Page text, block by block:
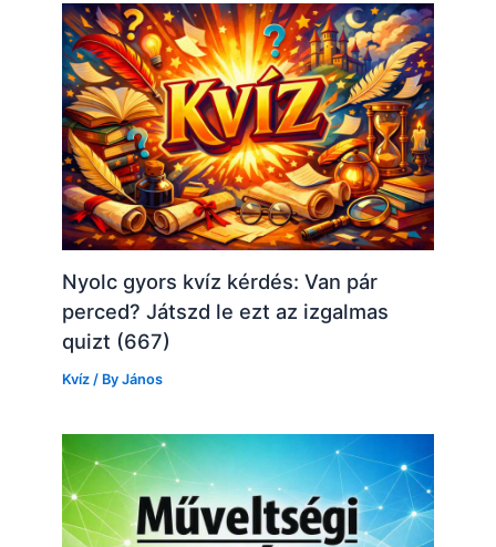
Nyolc gyors kvíz kérdés: Van pár
perced? Játszd le ezt az izgalmas
quizt (667)
Kvíz / ByJános